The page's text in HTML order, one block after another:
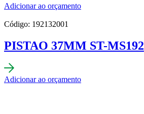
Adicionar ao orçamento
Código: 192132001
PISTAO 37MM ST-MS192
Adicionar ao orçamento